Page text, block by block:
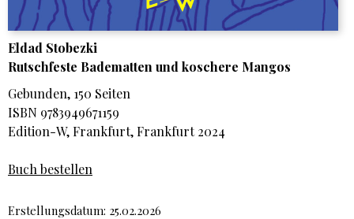
Eldad Stobezki
Rutschfeste Badematten und koschere Mangos
Gebunden, 150 Seiten
ISBN 9783949671159
Edition-W, Frankfurt, Frankfurt 2024
Buch bestellen
Erstellungsdatum: 25.02.2026